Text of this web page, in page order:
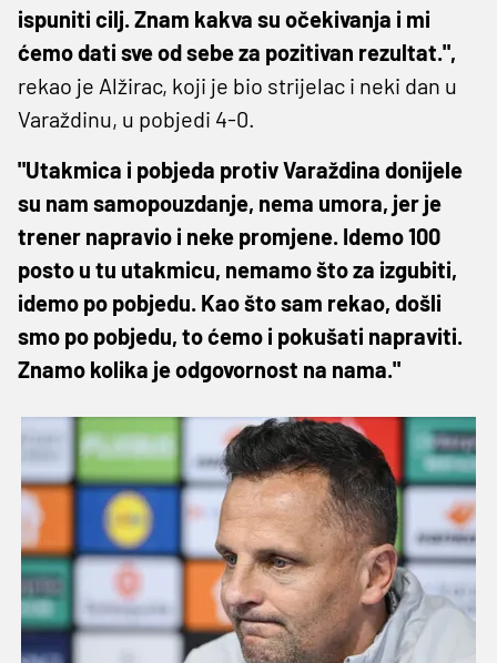
ispuniti cilj. Znam kakva su očekivanja i mi
ćemo dati sve od sebe za pozitivan rezultat.",
rekao je Alžirac, koji je bio strijelac i neki dan u
Varaždinu, u pobjedi 4-0.
"Utakmica i pobjeda protiv Varaždina donijele
su nam samopouzdanje, nema umora, jer je
trener napravio i neke promjene. Idemo 100
posto u tu utakmicu, nemamo što za izgubiti,
idemo po pobjedu. Kao što sam rekao, došli
smo po pobjedu, to ćemo i pokušati napraviti.
Znamo kolika je odgovornost na nama."